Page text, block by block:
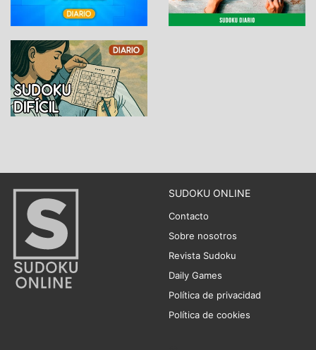
SUDOKU ONLINE
Contacto
Sobre nosotros
Revista Sudoku
Daily Games
Política de privacidad
Política de cookies